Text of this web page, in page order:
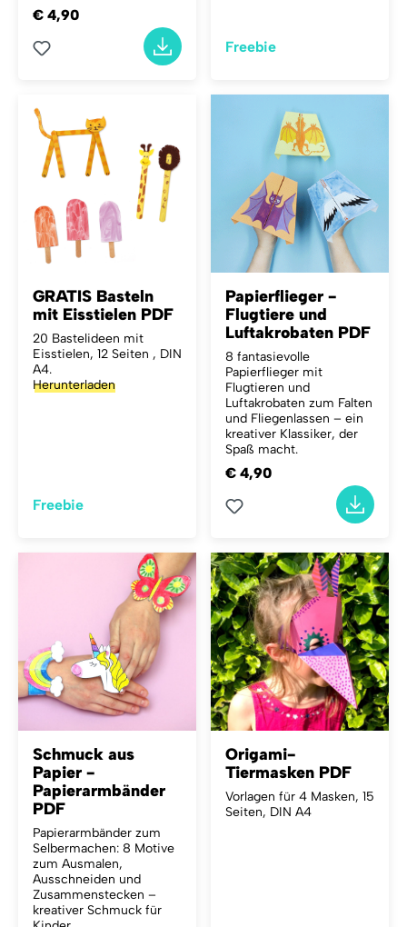
€ 4,90
Freebie
GRATIS Basteln
mit Eisstielen PDF
20 Bastelideen mit
Eisstielen, 12 Seiten , DIN
A4.
Herunterladen
Freebie
Papierflieger -
Flugtiere und
Luftakrobaten PDF
8 fantasievolle
Papierflieger mit
Flugtieren und
Luftakrobaten zum Falten
und Fliegenlassen – ein
kreativer Klassiker, der
Spaß macht.
€ 4,90
Schmuck aus
Papier -
Papierarmbänder
PDF
Papierarmbänder zum
Selbermachen: 8 Motive
zum Ausmalen,
Ausschneiden und
Zusammenstecken –
kreativer Schmuck für
Origami-
Tiermasken PDF
Vorlagen für 4 Masken, 15
Seiten, DIN A4